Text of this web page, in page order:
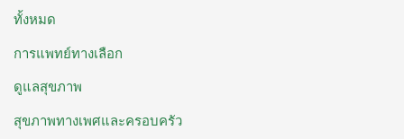
ทั้งหมด
การแพทย์ทางเลือก
ดูแลสุขภาพ
สุขภาพทางเพศและครอบครัว